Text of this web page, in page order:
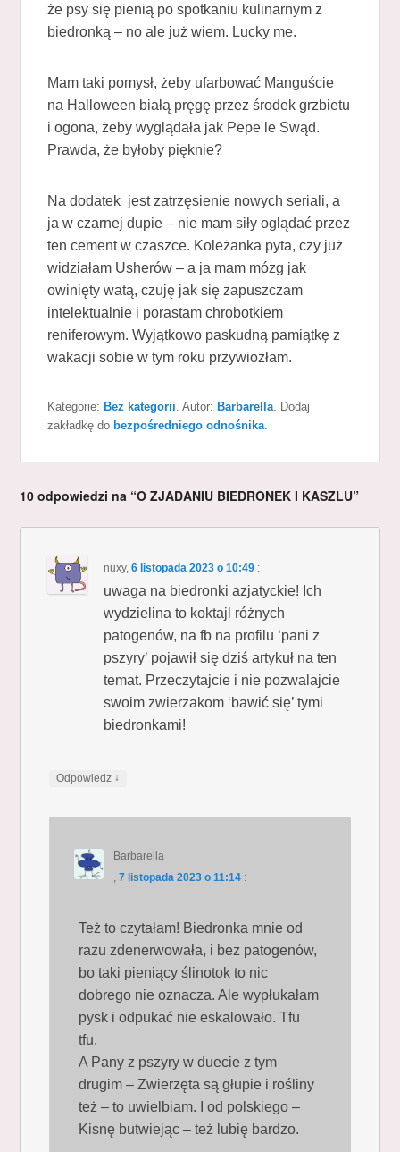
że psy się pienią po spotkaniu kulinarnym z
biedronką – no ale już wiem. Lucky me.
Mam taki pomysł, żeby ufarbować Manguście
na Halloween białą pręgę przez środek grzbietu
i ogona, żeby wyglądała jak Pepe le Swąd.
Prawda, że byłoby pięknie?
Na dodatek jest zatrzęsienie nowych seriali, a
ja w czarnej dupie – nie mam siły oglądać przez
ten cement w czaszce. Koleżanka pyta, czy już
widziałam Usherów – a ja mam mózg jak
owinięty watą, czuję jak się zapuszczam
intelektualnie i porastam chrobotkiem
reniferowym. Wyjątkowo paskudną pamiątkę z
wakacji sobie w tym roku przywiozłam.
Kategorie: Bez kategorii . Autor: Barbarella . Dodaj
zakładkę do bezpośredniego odnośnika
10 odpowiedzi na “O ZJADANIU BIEDRONEK I KASZLU”
nuxy,6 listopada 2023 o 10:49 :
uwaga na biedronki azjatyckie! Ich
wydzielina to koktajl różnych
patogenów, na fb na profilu ‘pani z
pszyry’ pojawił się dziś artykuł na ten
temat. Przeczytajcie i nie pozwalajcie
swoim zwierzakom ‘bawić się’ tymi
biedronkami!
Odpowiedz ↓
Barbarella
, 7 listopada 2023 o 11:14 :
Też to czytałam! Biedronka mnie od
razu zdenerwowała, i bez patogenów,
bo taki pieniący ślinotok to nic
dobrego nie oznacza. Ale wypłukałam
pysk i odpukać nie eskalowało. Tfu
tfu.
A Pany z pszyry w duecie z tym
drugim – Zwierzęta są głupie i rośliny
też – to uwielbiam. I od polskiego –
Kisnę butwiejąc – też lubię bardzo.